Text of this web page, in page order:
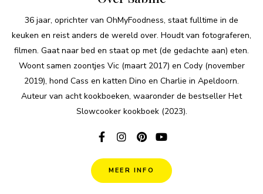
36 jaar, oprichter van OhMyFoodness, staat fulltime in de
keuken en reist anders de wereld over. Houdt van fotograferen,
filmen. Gaat naar bed en staat op met (de gedachte aan) eten.
Woont samen zoontjes Vic (maart 2017) en Cody (november
2019), hond Cass en katten Dino en Charlie in Apeldoorn.
Auteur van acht kookboeken, waaronder de bestseller Het
Slowcooker kookboek (2023).
MEER INFO